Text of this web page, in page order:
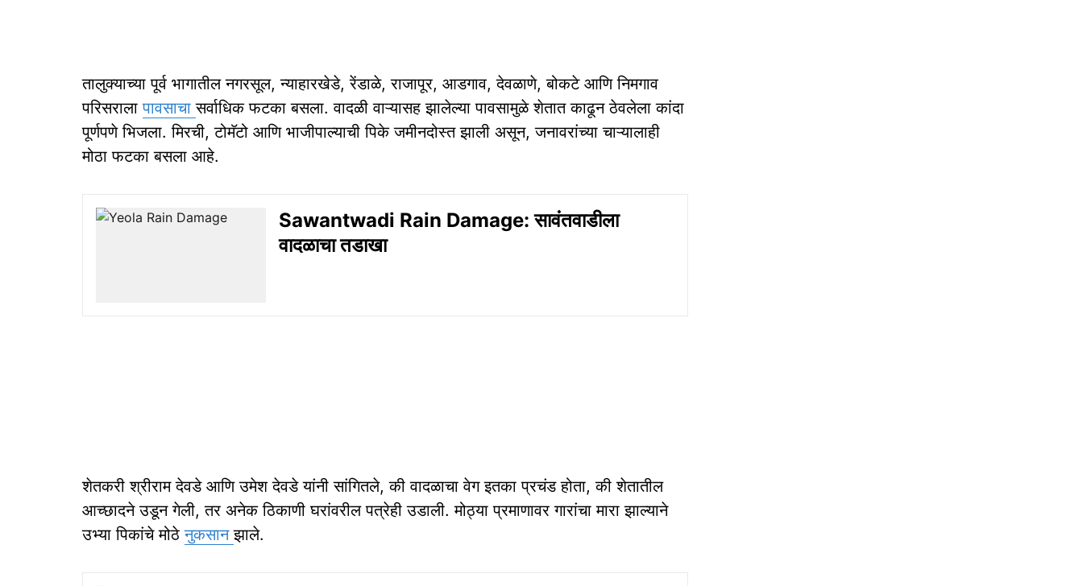
तालुक्याच्या पूर्व भागातील नगरसूल, न्याहारखेडे, रेंडाळे, राजापूर, आडगाव, देवळाणे, बोकटे आणि निमगाव
परिसरालापावसाचासर्वाधिक फटका बसला. वादळी वाऱ्यासह झालेल्या पावसामुळे शेतात काढून ठेवलेला कांदा
पूर्णपणे भिजला. मिरची, टोमॅटो आणि भाजीपाल्याची पिके जमीनदोस्त झाली असून, जनावरांच्या चाऱ्यालाही
मोठा फटका बसला आहे.
Sawantwadi Rain Damage: सावंतवाडीला
वादळाचा तडाखा
शेतकरी श्रीराम देवडे आणि उमेश देवडे यांनी सांगितले, की वादळाचा वेग इतका प्रचंड होता, की शेतातील
आच्छादने उडून गेली, तर अनेक ठिकाणी घरांवरील पत्रेही उडाली. मोठ्या प्रमाणावर गारांचा मारा झाल्याने
उभ्या पिकांचे मोठेनुकसानझाले.